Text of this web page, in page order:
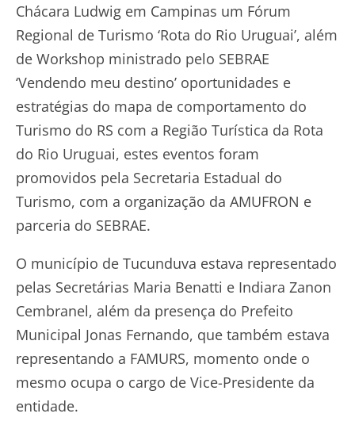
Chácara Ludwig em Campinas um Fórum
Regional de Turismo ‘Rota do Rio Uruguai’, além
de Workshop ministrado pelo SEBRAE
‘Vendendo meu destino’ oportunidades e
estratégias do mapa de comportamento do
Turismo do RS com a Região Turística da Rota
do Rio Uruguai, estes eventos foram
promovidos pela Secretaria Estadual do
Turismo, com a organização da AMUFRON e
parceria do SEBRAE.
O município de Tucunduva estava representado
pelas Secretárias Maria Benatti e Indiara Zanon
Cembranel, além da presença do Prefeito
Municipal Jonas Fernando, que também estava
representando a FAMURS, momento onde o
mesmo ocupa o cargo de Vice-Presidente da
entidade.